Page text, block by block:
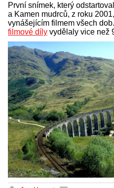
První snímek, který
a Kamen mudrců, z roku
vynášejícím filmem všech
filmové díly vydělaly vice než